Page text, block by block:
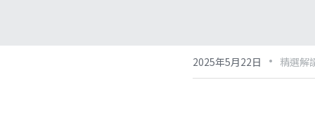
2025年5月22日 · 精選解